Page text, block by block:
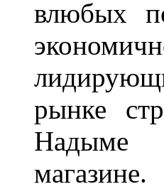
влюбых
рынке
Надыме
магазине.